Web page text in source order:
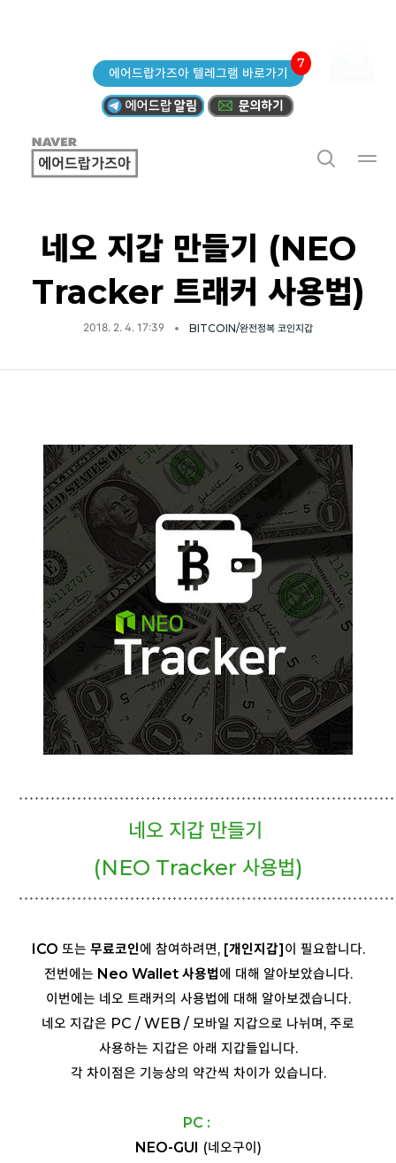
에어드랍가즈아 텔레그램 바로가기
7
네오 지갑 만들기 (NEO
Tracker 트래커 사용법)
2018. 2. 4. 17:39 BITCOIN/완전정복 코인지갑
네오 지갑 만들기
(NEO Tracker 사용법)
ICO 또는 무료코인에 참여하려면, [개인지갑]이 필요합니다.
전번에는 Neo Wallet 사용법에 대해 알아보았습니다.
이번에는 네오 트래커의 사용법에 대해 알아보겠습니다.
네오 지갑은 PC / WEB / 모바일 지갑으로 나뉘며, 주로
사용하는 지갑은 아래 지갑들입니다.
각 차이점은 기능상의 약간씩 차이가 있습니다.
PC :
NEO-GUI (네오구이)